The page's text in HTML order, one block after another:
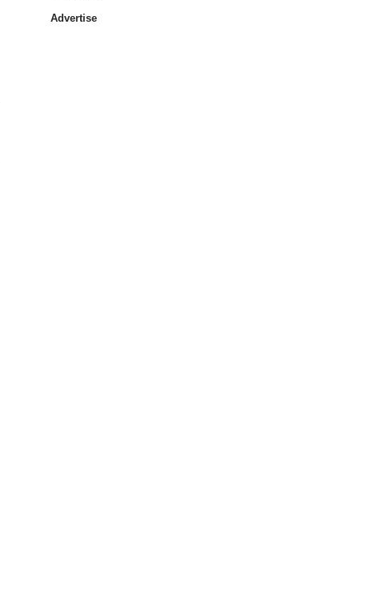
Advertise